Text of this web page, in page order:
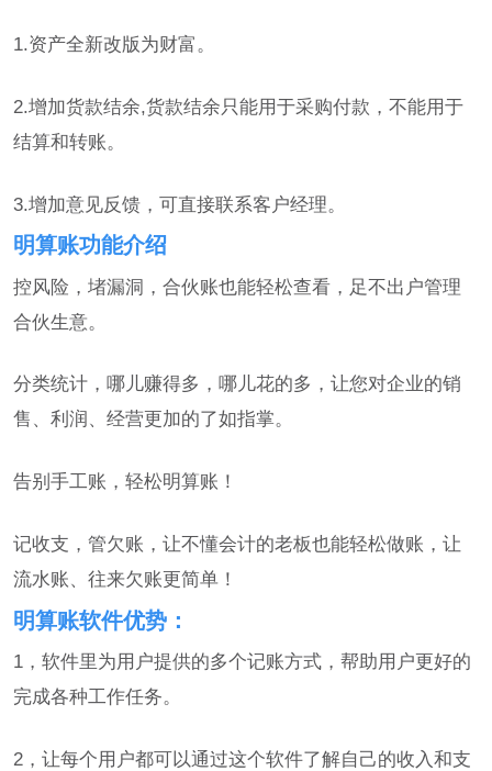
1.资产全新改版为财富。
2.增加货款结余,货款结余只能用于采购付款，不能用于
结算和转账。
3.增加意见反馈，可直接联系客户经理。
明算账功能介绍
控风险，堵漏洞，合伙账也能轻松查看，足不出户管理
合伙生意。
分类统计，哪儿赚得多，哪儿花的多，让您对企业的销
售、利润、经营更加的了如指掌。
告别手工账，轻松明算账！
记收支，管欠账，让不懂会计的老板也能轻松做账，让
流水账、往来欠账更简单！
明算账软件优势：
1，软件里为用户提供的多个记账方式，帮助用户更好的
完成各种工作任务。
2，让每个用户都可以通过这个软件了解自己的收入和支